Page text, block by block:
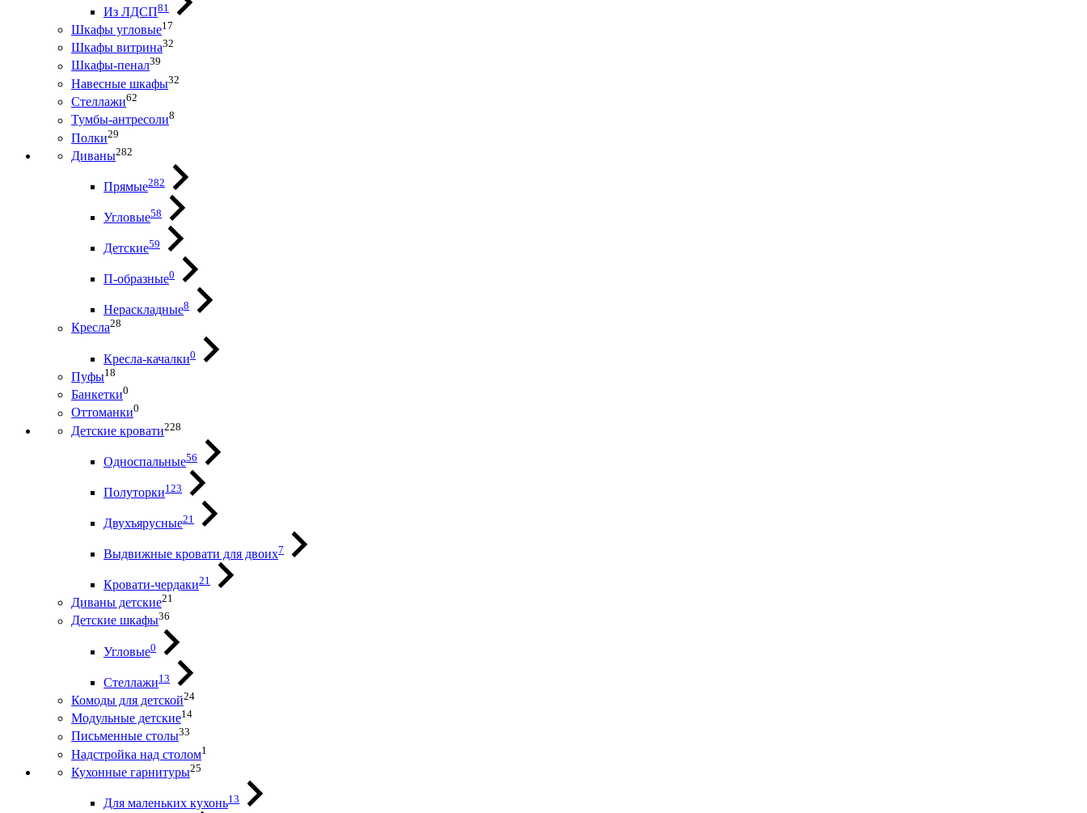
Из ЛДСП81
Шкафы угловые17
Шкафы витрина32
Шкафы-пенал39
Навесные шкафы32
Стеллажи62
Тумбы-антресоли8
Полки29
Диваны282
Прямые282
Угловые58
Детские59
П-образные0
Нераскладные8
Кресла28
Кресла-качалки0
Пуфы18
Банкетки0
Оттоманки0
Детские кровати228
Односпальные56
Полуторки123
Двухъярусные21
Выдвижные кровати для двоих7
Кровати-чердаки21
Диваны детские21
Детские шкафы36
Угловые0
Стеллажи13
Комоды для детской24
Модульные детские14
Письменные столы33
Надстройка над столом1
Кухонные гарнитуры25
Для маленьких кухонь13